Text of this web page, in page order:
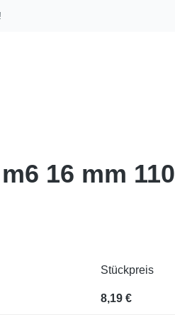
16 mm 110
Stückpreis
8,19 €